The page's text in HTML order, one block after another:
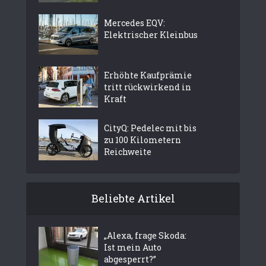
Mercedes EQV:
Elektrischer Kleinbus
Erhöhte Kaufprämie
tritt rückwirkend in
Kraft
CityQ: Pedelec mit bis
zu 100 Kilometern
Reichweite
Beliebte Artikel
„Alexa, frage Skoda:
Ist mein Auto
abgesperrt?”